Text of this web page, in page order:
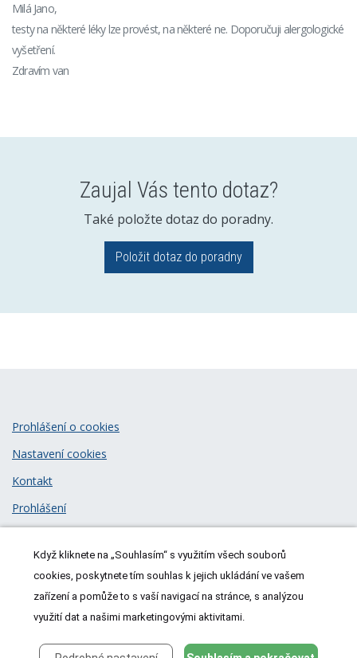
Milá Jano,
testy na některé léky lze provést, na některé ne. Doporučuji alergologické
vyšetření.
Zdravím van
Zaujal Vás tento dotaz?
Také položte dotaz do poradny.
Položit dotaz do poradny
© 2026MeDitorial| ISSN 1805-3408
Prohlášení o cookies
Nastavení cookies
Kontakt
Prohlášení
Když kliknete na „Souhlasím“ s využitím všech souborů
cookies, poskytnete tím souhlas k jejich ukládání ve vašem
zařízení a pomůže to s vaší navigací na stránce, s analýzou
využití dat a našimi marketingovými aktivitami.